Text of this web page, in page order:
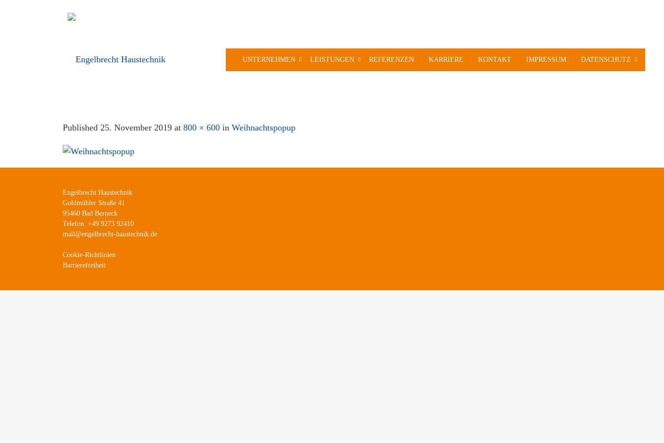
UNTERNEHMEN LEISTUNGEN REFERENZEN KARRIERE KONTAKT IMPRESSUM DATENSCHUTZ
Published 25. November 2019 at 800 × 600 in Weihnachtspopup
Engelbrecht Haustechnik
Goldmühler Straße 41
95460 Bad Berneck
Telefon: +49 9273 92410
mail@engelbrecht-haustechnik.de
Cookie-Richtlinien
Barrierefreiheit